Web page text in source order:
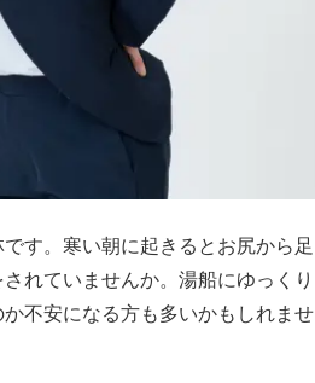
す。寒い朝に起きるとお尻から足
れていませんか。湯船にゆっくり
不安になる方も多いかもしれませ